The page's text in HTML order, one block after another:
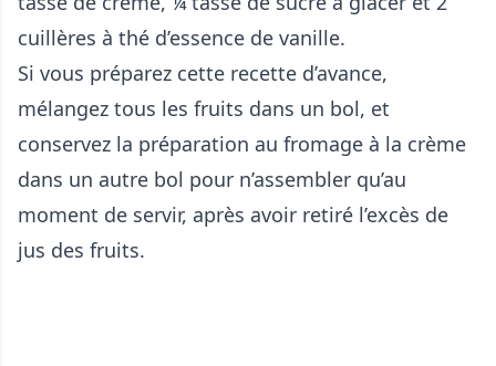
cuillères à thé d’essence de vanille.
Si vous préparez cette recette d’avance,
mélangez tous les fruits dans un bol, et
conservez la préparation au fromage à la crème
dans un autre bol pour n’assembler qu’au
moment de servir, après avoir retiré l’excès de
jus des fruits.